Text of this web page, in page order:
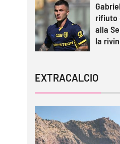
rifiuto
alla
la
EXTRACALCIO